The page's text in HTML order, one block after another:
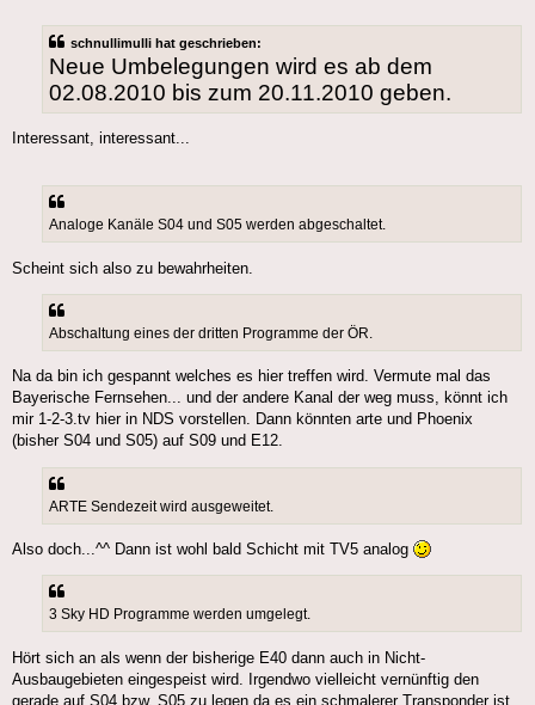
schnullimulli hat geschrieben:
Neue Umbelegungen wird es ab dem
02.08.2010 bis zum 20.11.2010 geben.
Interessant, interessant...
Analoge Kanäle S04 und S05 werden abgeschaltet.
Scheint sich also zu bewahrheiten.
Abschaltung eines der dritten Programme der ÖR.
Na da bin ich gespannt welches es hier treffen wird. Vermute mal das
Bayerische Fernsehen... und der andere Kanal der weg muss, könnt ich
mir 1-2-3.tv hier in NDS vorstellen. Dann könnten arte und Phoenix
(bisher S04 und S05) auf S09 und E12.
ARTE Sendezeit wird ausgeweitet.
Also doch...^^ Dann ist wohl bald Schicht mit TV5 analog
3 Sky HD Programme werden umgelegt.
Hört sich an als wenn der bisherige E40 dann auch in Nicht-
Ausbaugebieten eingespeist wird. Irgendwo vielleicht vernünftig den
gerade auf S04 bzw. S05 zu legen da es ein schmalerer Transponder ist